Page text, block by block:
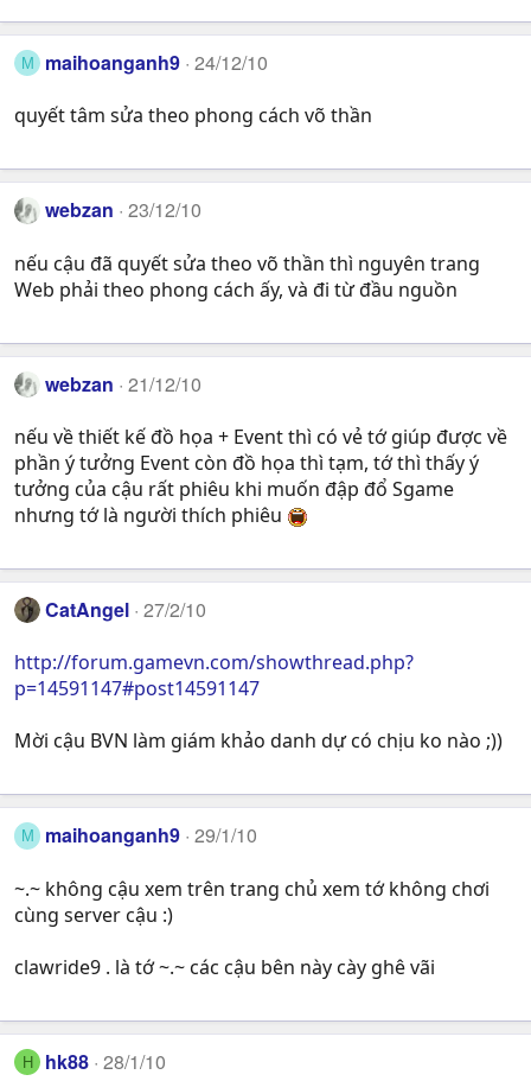
M maihoanganh9 24/12/10
quyết tâm sửa theo phong cách võ thần
webzan 23/12/10
nếu cậu đã quyết sửa theo võ thần thì nguyên trang
Web phải theo phong cách ấy, và đi từ đầu nguồn
webzan 21/12/10
nếu về thiết kế đồ họa + Event thì có vẻ tớ giúp được về
phần ý tưởng Event còn đồ họa thì tạm, tớ thì thấy ý
tưởng của cậu rất phiêu khi muốn đập đổ Sgame
nhưng tớ là người thích phiêu
CatAngel 27/2/10
http://forum.gamevn.com/showthread.php?
p=14591147#post14591147
Mời cậu BVN làm giám khảo danh dự có chịu ko nào ;))
M maihoanganh9 29/1/10
~.~ không cậu xem trên trang chủ xem tớ không chơi
cùng server cậu :)
clawride9 . là tớ ~.~ các cậu bên này cày ghê vãi
H hk88 28/1/10